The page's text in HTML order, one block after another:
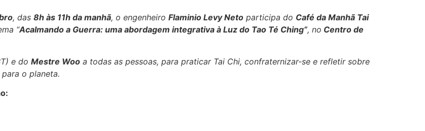
, das 8h às 11h da manhã, o engenheiro Flaminio Levy Neto participa do Café da Manhã Tai
“Acalmando a Guerra: uma abordagem integrativa à Luz do Tao Té Ching”, no Centro de
e do Mestre Woo a todas as pessoas, para praticar Tai Chi, confraternizar-se e refletir sobre
o planeta.